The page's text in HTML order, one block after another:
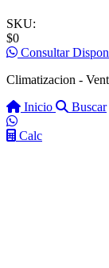
SKU:
$0
Consultar
Climatizacion -
Inicio
Buscar
Calc